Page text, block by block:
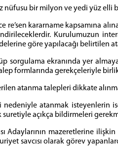
nüfusu bir milyon ve yedi yüz
re’sen kararname kapsamına
Kurulumuzun
göre yapılacağı belirtilen
sorgulama ekranında yer
formlarında gerekçeleriyle
atanma talepleri dikkate
atanmak isteyenlerin
açıkça bildirmeleri
Adaylarının mazeretlerine
savcısı olarak görev